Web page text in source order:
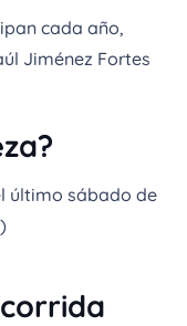
cada año,
Jiménez Fortes
último sábado de